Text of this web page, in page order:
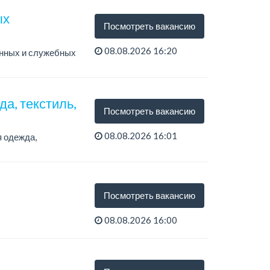
и служебных
Посмотреть вакансию
08.08.2026 16:20
текстиль,
одежда,
Посмотреть вакансию
08.08.2026 16:01
Посмотреть вакансию
08.08.2026 16:00